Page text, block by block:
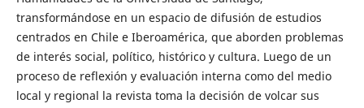
transformándose en un espacio de difusión de estudios
centrados en Chile e Iberoamérica, que aborden problemas
de interés social, político, histórico y cultura. Luego de un
proceso de reflexión y evaluación interna como del medio
local y regional la revista toma la decisión de volcar sus